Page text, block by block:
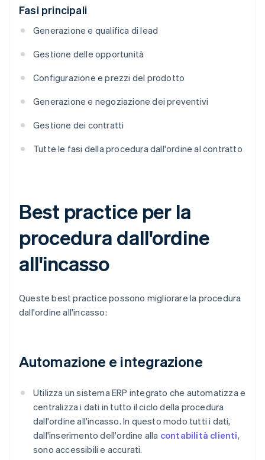
Fasi principali
Generazione e qualifica di lead
Gestione delle opportunità
Configurazione e prezzi del prodotto
Generazione e negoziazione dei preventivi
Gestione dei contratti
Tutte le fasi della procedura dall'ordine al contratto
Best practice per la
procedura dall'ordine
all'incasso
Queste best practice possono migliorare la procedura
dall'ordine all'incasso:
Automazione e integrazione
Utilizza un sistema ERP integrato che automatizza e
centralizza i dati in tutto il ciclo della procedura
dall'ordine all'incasso. In questo modo tutti i dati,
dall'inserimento dell'ordine alla contabilità clienti,
sono accessibili e accurati.